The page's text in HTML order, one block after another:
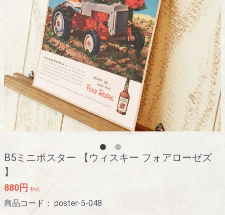
B5ミニポスター 【ウィスキー フォアローゼズ
】
880円 税込
商品コード： poster-5-048